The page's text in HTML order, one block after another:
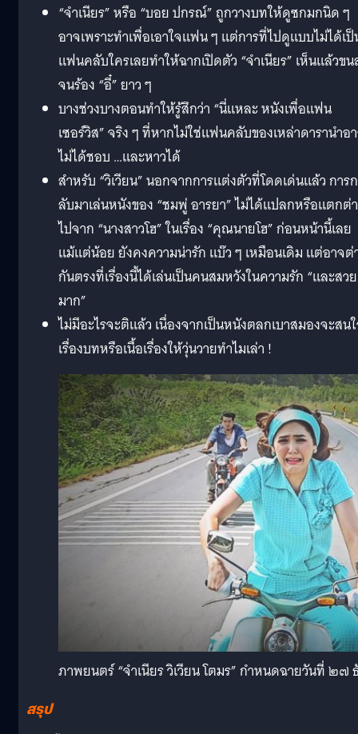
“จำเนียร” หรือ “บอย ปกรณ์” ถูกวางบทให้ดูซกมกนิด ๆ
อาจเพราะทำเพื่อเอาใจแฟน ๆ แต่การที่ไปดูแบบไม่ได้เ
แฟนคลับใครเลยทำให้ฉากเปิดตัว “จำเนียร” เห็นแล้วข
จนร้อง “อี๋” ยาว ๆ
บางช่วงบางตอนทำให้รู้สึกว่า “นี่แหละ หนังเพื่อแฟน
เซอร์วิส” จริง ๆ ที่หากไม่ใช่แฟนคลับของเหล่าดารานำอ
ไม่ได้ชอบ …และหาวได้
สำหรับ “วิเวียน” นอกจากการแต่งตัวที่โดดเด่นแล้ว การก
ลับมาเล่นหนังของ “ชมพู่ อารยา” ไม่ได้แปลกหรือแตกต่
ไปจาก “นางสาวโฮ” ในเรื่อง “คุณนายโฮ” ก่อนหน้านี้เลย
แม้แต่น้อย ยังคงความน่ารัก แบ๊ว ๆ เหมือนเดิม แต่อาจต่
กันตรงที่เรื่องนี้ได้เล่นเป็นคนสมหวังในความรัก “และสวย
มาก”
ไม่มีอะไรจะติแล้ว เนื่องจากเป็นหนังตลกเบาสมองจะสน
เรื่องบทหรือเนื้อเรื่องให้วุ่นวายทำไมเล่า !
ภาพยนตร์ “จำเนียร วิเวียน โตมร” กำหนดฉายวันที่ ๒
สรุป